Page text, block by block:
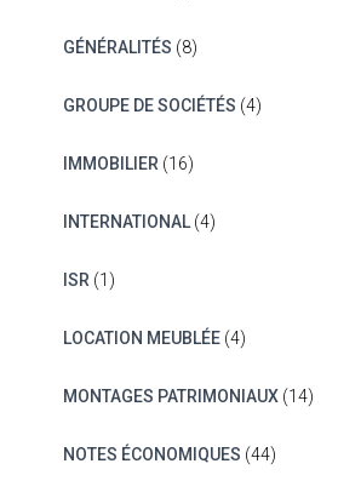
GÉNÉRALITÉS (8)
GROUPE DE SOCIÉTÉS (4)
IMMOBILIER (16)
INTERNATIONAL(4)
ISR (1)
LOCATION MEUBLÉE(4)
MONTAGES PATRIMONIAUX(14)
NOTES ÉCONOMIQUES (44)